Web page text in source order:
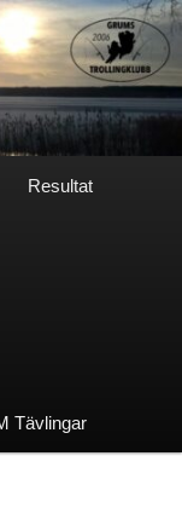
Resultat
Tävlingar